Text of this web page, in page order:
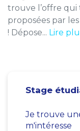
trouve l’offre qui
proposées par
! Dépose... Lire
Stage
Je trouve
m'intéresse